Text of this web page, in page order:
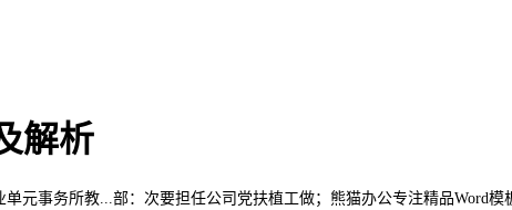
解析
事务所教...部：次要担任公司党扶植工做；熊猫办公专注精品Word模